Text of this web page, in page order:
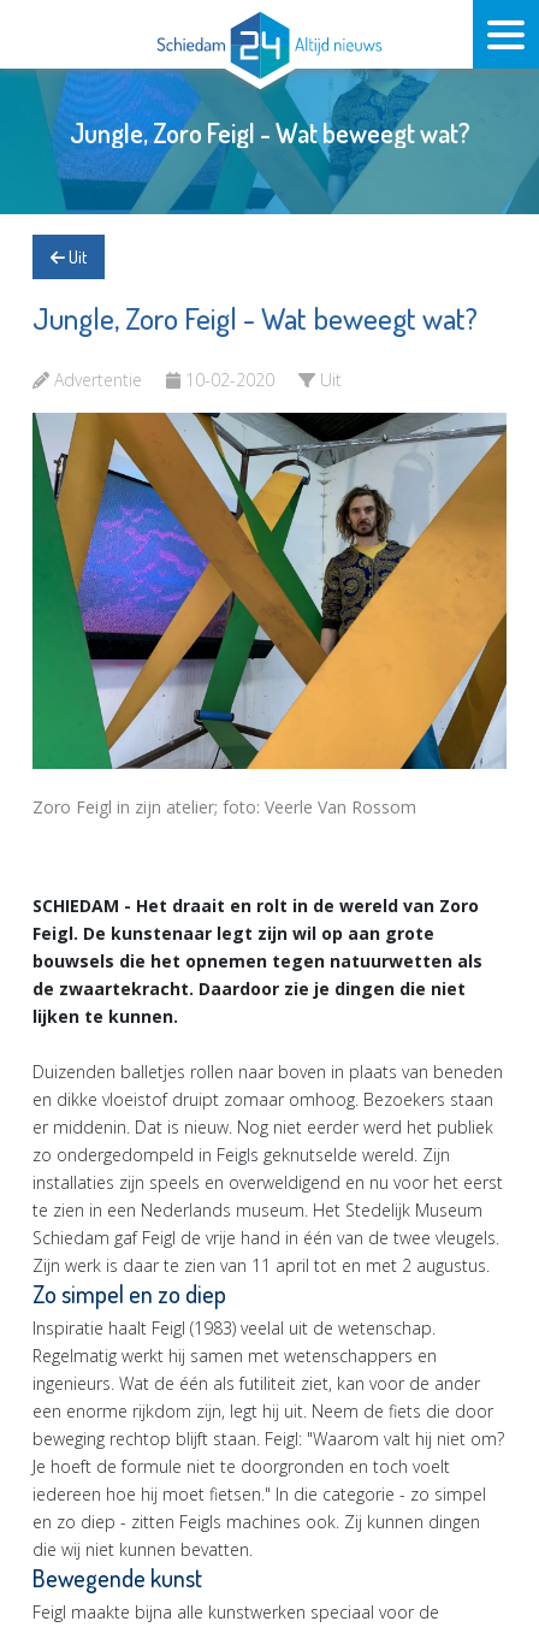
Jungle, Zoro Feigl - Wat beweegt wat?
Uit
Jungle, Zoro Feigl - Wat beweegt wat?
Advertentie 10-02-2020 Uit
Zoro Feigl in zijn atelier; foto: Veerle Van Rossom
SCHIEDAM - Het draait en rolt in de wereld van Zoro
Feigl. De kunstenaar legt zijn wil op aan grote
bouwsels die het opnemen tegen natuurwetten als
de zwaartekracht. Daardoor zie je dingen die niet
lijken te kunnen.
Duizenden balletjes rollen naar boven in plaats van beneden
en dikke vloeistof druipt zomaar omhoog. Bezoekers staan
er middenin. Dat is nieuw. Nog niet eerder werd het publiek
zo ondergedompeld in Feigls geknutselde wereld. Zijn
installaties zijn speels en overweldigend en nu voor het eerst
te zien in een Nederlands museum. Het Stedelijk Museum
Schiedam gaf Feigl de vrije hand in één van de twee vleugels.
Zijn werk is daar te zien van 11 april tot en met 2 augustus.
Zo simpel en zo diep
Inspiratie haalt Feigl (1983) veelal uit de wetenschap.
Regelmatig werkt hij samen met wetenschappers en
ingenieurs. Wat de één als futiliteit ziet, kan voor de ander
een enorme rijkdom zijn, legt hij uit. Neem de fiets die door
beweging rechtop blijft staan. Feigl: "Waarom valt hij niet om?
Je hoeft de formule niet te doorgronden en toch voelt
iedereen hoe hij moet fietsen." In die categorie - zo simpel
en zo diep - zitten Feigls machines ook. Zij kunnen dingen
die wij niet kunnen bevatten.
Bewegende kunst
Feigl maakte bijna alle kunstwerken speciaal voor de